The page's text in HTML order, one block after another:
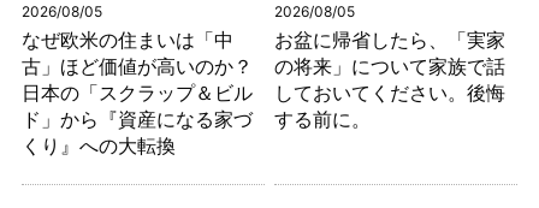
2026/08/05
なぜ欧米の住まいは「中
古」ほど価値が高いのか？
日本の「スクラップ＆ビル
ド」から『資産になる家づ
くり』への大転換
2026/08/05
お盆に帰省したら、「実家
の将来」について家族で話
しておいてください。後悔
する前に。